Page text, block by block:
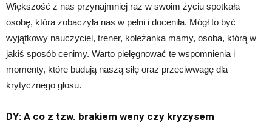
Większość z nas przynajmniej raz w swoim życiu spotkała
osobę, która zobaczyła nas w pełni i doceniła. Mógł to być
wyjątkowy nauczyciel, trener, koleżanka mamy, osoba, którą w
jakiś sposób cenimy. Warto pielęgnować te wspomnienia i
momenty, które budują naszą siłę oraz przeciwwagę dla
krytycznego głosu.
DY: A co z tzw. brakiem weny czy kryzysem